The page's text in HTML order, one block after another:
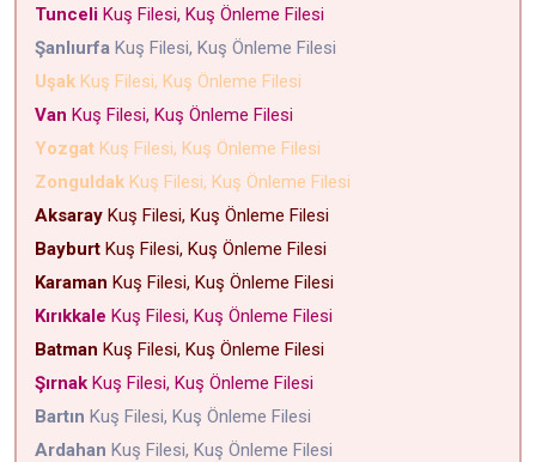
Tunceli Kuş Filesi, Kuş Önleme Filesi
Şanlıurfa Kuş Filesi, Kuş Önleme Filesi
Uşak Kuş Filesi, Kuş Önleme Filesi
Van Kuş Filesi, Kuş Önleme Filesi
Yozgat Kuş Filesi, Kuş Önleme Filesi
Zonguldak Kuş Filesi, Kuş Önleme Filesi
Aksaray Kuş Filesi, Kuş Önleme Filesi
Bayburt Kuş Filesi, Kuş Önleme Filesi
Karaman Kuş Filesi, Kuş Önleme Filesi
Kırıkkale Kuş Filesi, Kuş Önleme Filesi
Batman Kuş Filesi, Kuş Önleme Filesi
Şırnak Kuş Filesi, Kuş Önleme Filesi
Bartın Kuş Filesi, Kuş Önleme Filesi
Ardahan Kuş Filesi, Kuş Önleme Filesi